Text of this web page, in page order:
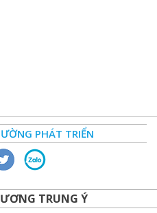
PHÁT TRIỂN
TRUNG Ý